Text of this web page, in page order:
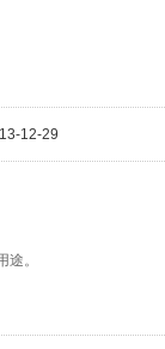
12-29
。